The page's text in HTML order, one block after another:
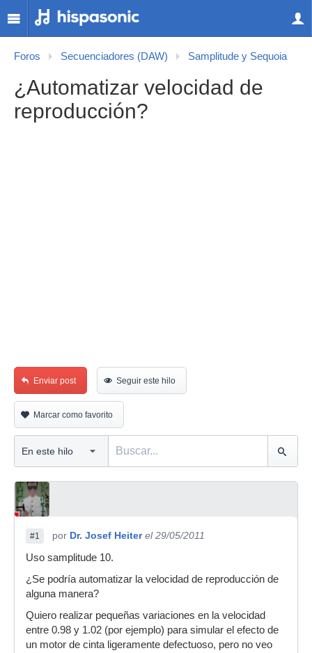
Foros Secuenciadores (DAW) Samplitude y Sequoia
¿Automatizar velocidad de
reproducción?
Enviar post Seguir este hilo
Marcar como favorito
#1 por Dr. Josef Heiter el 29/05/2011
Uso samplitude 10.
¿Se podría automatizar la velocidad de reproducción de
alguna manera?
Quiero realizar pequeñas variaciones en la velocidad
entre 0.98 y 1.02 (por ejemplo) para simular el efecto de
un motor de cinta ligeramente defectuoso, pero no veo